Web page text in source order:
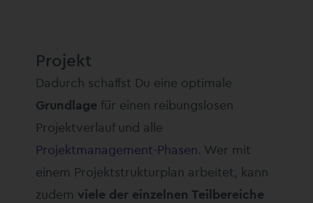
Projekt
Dadurch schaffst Du eine optimale
Grundlage für einen reibungslosen
Projektverlauf und alle
Projektmanagement-Phasen. Wer mit
einem Projektstrukturplan arbeitet, kann
zudem viele der einzelnen Teilbereiche